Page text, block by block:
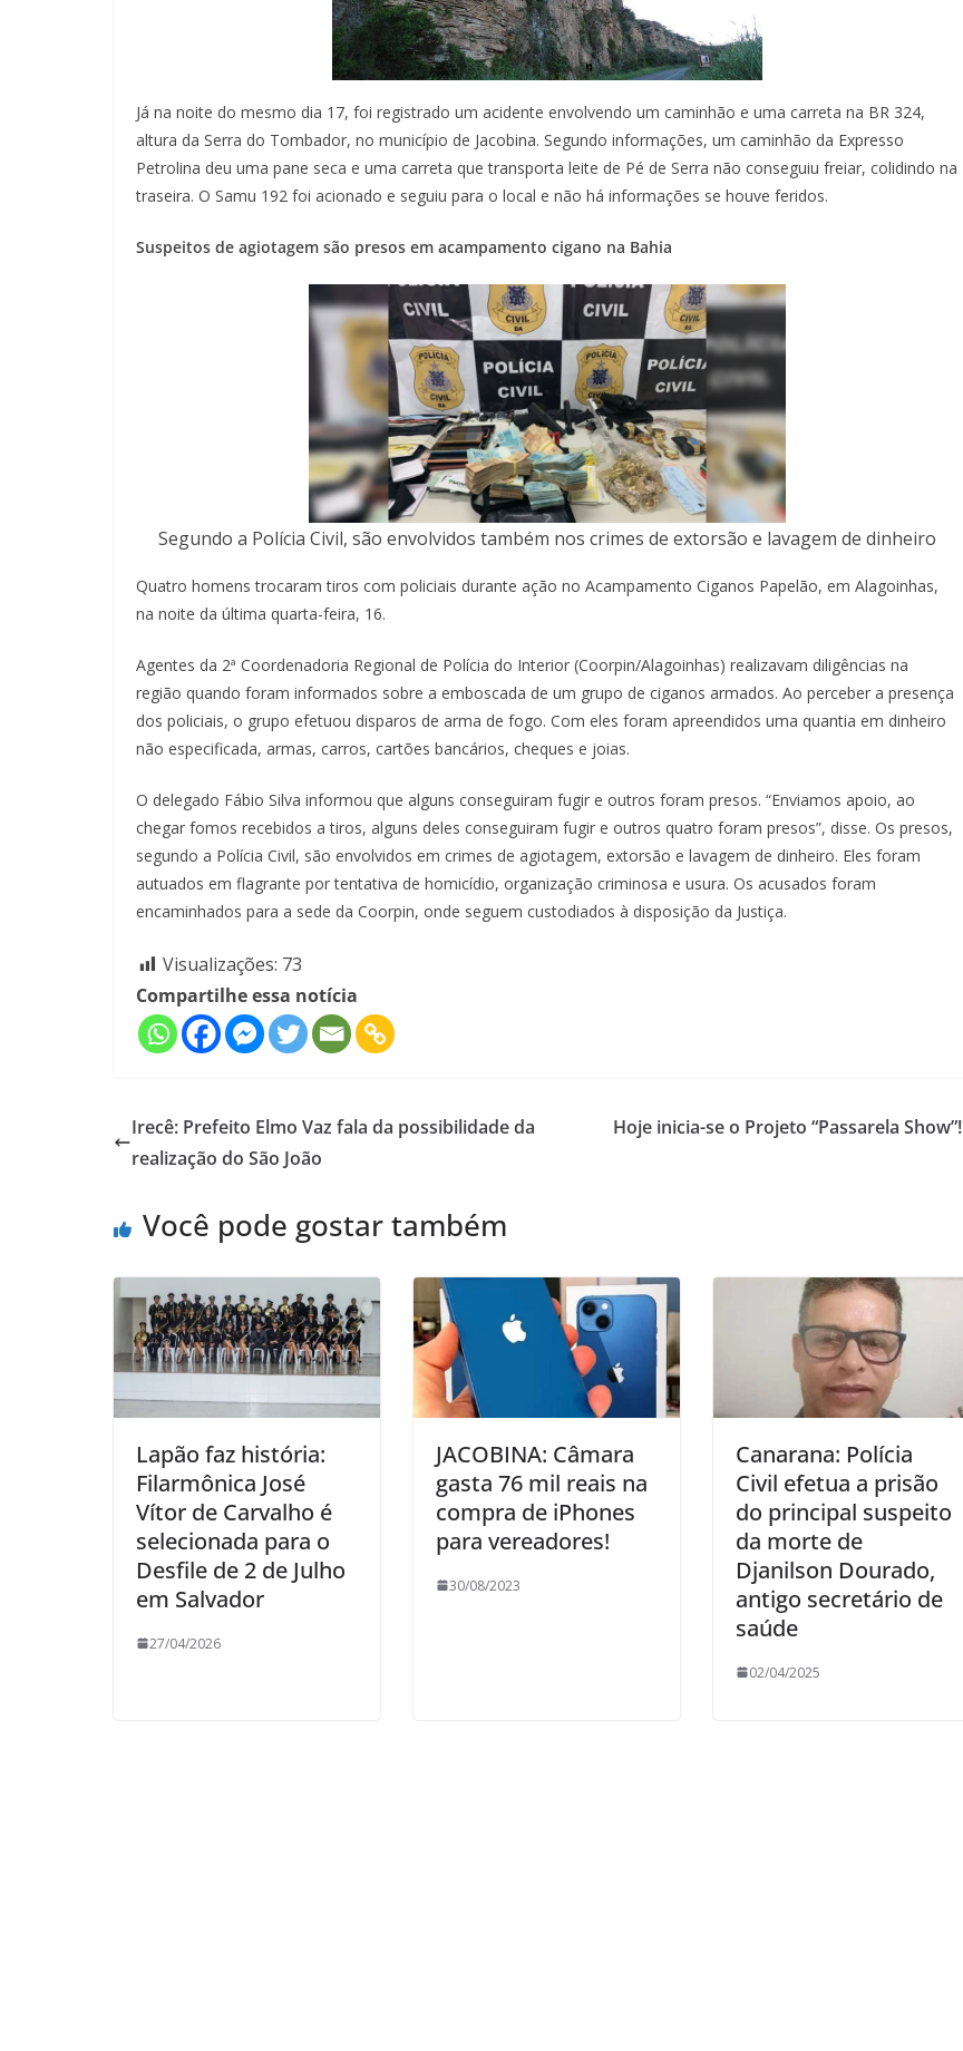
Já na noite do mesmo dia 17, foi registrado um acidente envolvendo um caminhão e uma carreta na BR 324,
altura da Serra do Tombador, no município de Jacobina. Segundo informações, um caminhão da Expresso
Petrolina deu uma pane seca e uma carreta que transporta leite de Pé de Serra não conseguiu freiar, colidindo na
traseira. O Samu 192 foi acionado e seguiu para o local e não há informações se houve feridos.
Suspeitos de agiotagem são presos em acampamento cigano na Bahia
Segundo a Polícia Civil, são envolvidos também nos crimes de extorsão e lavagem de dinheiro
Quatro homens trocaram tiros com policiais durante ação no Acampamento Ciganos Papelão, em Alagoinhas,
na noite da última quarta-feira, 16.
Agentes da 2ª Coordenadoria Regional de Polícia do Interior (Coorpin/Alagoinhas) realizavam diligências na
região quando foram informados sobre a emboscada de um grupo de ciganos armados. Ao perceber a presença
dos policiais, o grupo efetuou disparos de arma de fogo. Com eles foram apreendidos uma quantia em dinheiro
não especificada, armas, carros, cartões bancários, cheques e joias.
O delegado Fábio Silva informou que alguns conseguiram fugir e outros foram presos. “Enviamos apoio, ao
chegar fomos recebidos a tiros, alguns deles conseguiram fugir e outros quatro foram presos”, disse. Os presos,
segundo a Polícia Civil, são envolvidos em crimes de agiotagem, extorsão e lavagem de dinheiro. Eles foram
autuados em flagrante por tentativa de homicídio, organização criminosa e usura. Os acusados foram
encaminhados para a sede da Coorpin, onde seguem custodiados à disposição da Justiça.
Visualizações: 73
Compartilhe essa notícia
Irecê: Prefeito Elmo Vaz fala da possibilidade da
realização do São João
Hoje inicia-se o Projeto “Passarela Show”!
Você pode gostar também
Lapão faz história:
Filarmônica José
Vítor de Carvalho é
selecionada para o
Desfile de 2 de Julho
em Salvador
27/04/2026
JACOBINA: Câmara
gasta 76 mil reais na
compra de iPhones
para vereadores!
30/08/2023
Canarana: Polícia
Civil efetua a prisão
do principal suspeito
da morte de
Djanilson Dourado,
antigo secretário de
saúde
02/04/2025